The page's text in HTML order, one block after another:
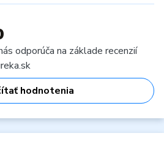
odporúča na základe recenzií
hodnotenia